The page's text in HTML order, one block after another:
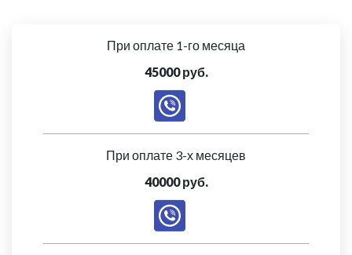
При оплате 1-го месяца
45000 руб.
При оплате 3-х месяцев
40000 руб.